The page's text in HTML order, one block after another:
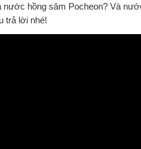
hồng sâm Pocheon? Và
trả lời nhé!